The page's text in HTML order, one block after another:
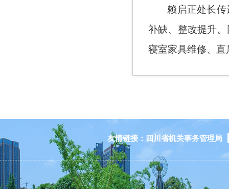
赖启正处长
补缺、整改提升
寝室家具维修、
友情链接： 四川省机关事务管理局